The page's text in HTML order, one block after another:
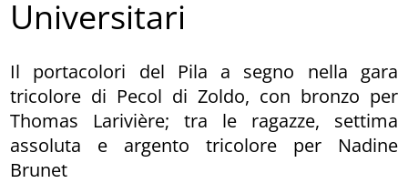
Universitari
Il portacolori del Pila a segno nella gara
tricolore di Pecol di Zoldo, con bronzo per
Thomas Larivière; tra le ragazze, settima
assoluta e argento tricolore per Nadine
Brunet